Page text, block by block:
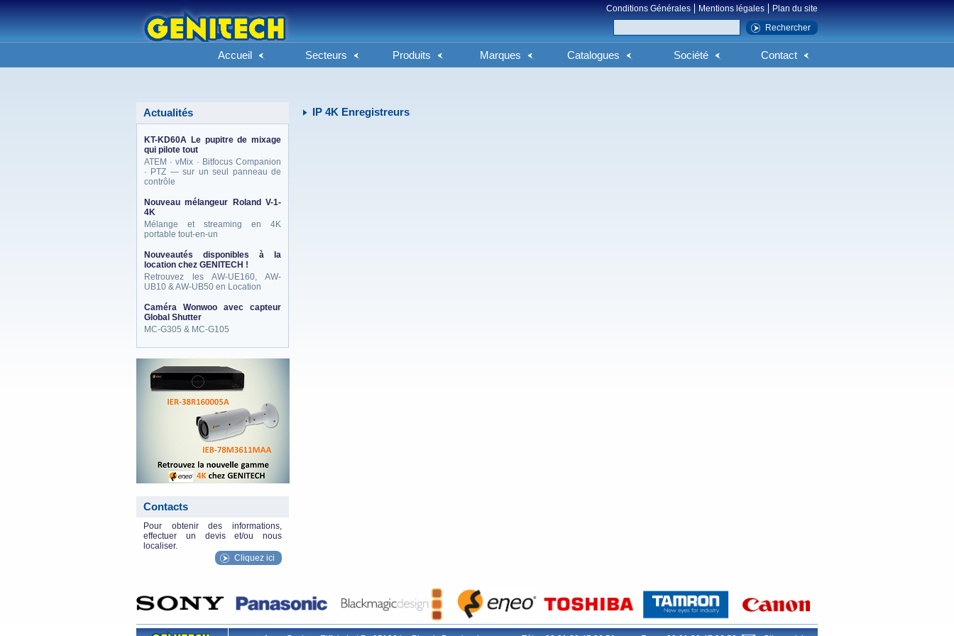
Conditions Générales Mentions légales Plan du site
Accueil Secteurs Produits Marques Catalogues Société Contact
Actualités
KT-KD60A Le pupitre de mixage
qui pilote tout
ATEM · vMix · Bitfocus Companion
· PTZ — sur un seul panneau de
contrôle
Nouveau mélangeur Roland V-1-
4K
Mélange et streaming en 4K
portable tout-en-un
Nouveautés disponibles à la
location chez GENITECH !
Retrouvez les AW-UE160, AW-
UB10 & AW-UB50 en Location
Caméra Wonwoo avec capteur
Global Shutter
MC-G305 & MC-G105
Contacts
Pour obtenir des informations,
effectuer un devis et/ou nous
localiser.
Cliquez ici
IP 4K Enregistreurs